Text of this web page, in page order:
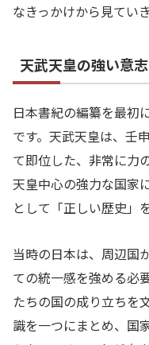
なきっかけから見てい
天武天皇の強い意
日本書紀の編纂を最初
です。天武天皇は、壬
て即位した、非常に力
天皇中心の強力な国家
として「正しい歴史」
当時の日本は、周辺国
ての統一感を強める必
たちの国の成り立ちを
識を一つにまとめ、国